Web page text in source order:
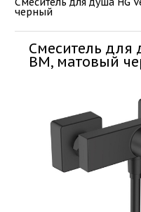
черный
Смеситель для
ВМ, матовый